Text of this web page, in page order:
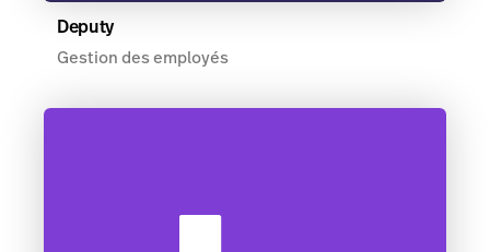
Deputy
Gestion des employés